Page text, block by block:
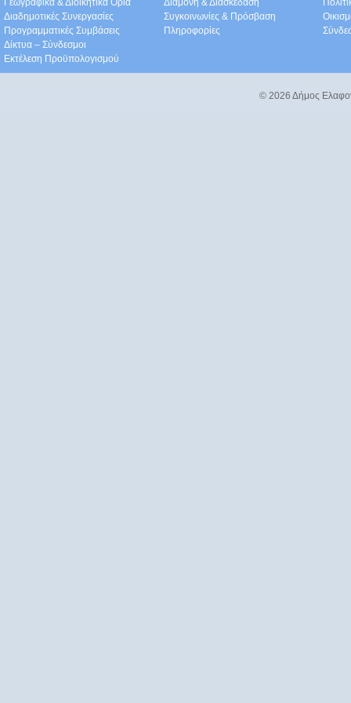
Γεωγραφικά & Διοικητικά Όρια
Διαδημοτικές Συνεργασίες
Προγραμματικές Συμβάσεις
Δίκτυα – Σύνδεσμοι
Εκτέλεση Προϋπολογισμού
Διαμονή & Διασκέδαση
Συγκοινωνίες & Πρόσβαση
Πληροφορίες
© 2026 Δήμος